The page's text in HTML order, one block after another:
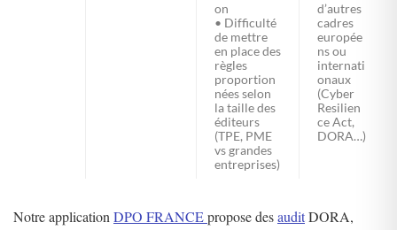
on
• Difficulté
de mettre
en place des
règles
proportion
nées selon
la taille des
éditeurs
(TPE, PME
vs grandes
entreprises)
d’autres
cadres
europée
ns ou
internati
onaux
(Cyber
Resilien
ce Act,
DORA…)
Notre application DPO FRANCEpropose desauditDORA,